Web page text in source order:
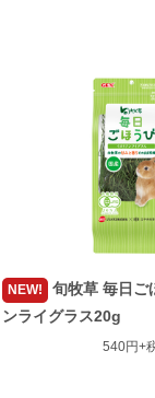
NEW!
旬牧草 毎日ご
ンライグラス20g
540円+